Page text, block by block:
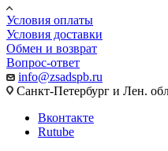
Условия оплаты
Условия доставки
Обмен и возврат
Вопрос-ответ
info@zsadspb.ru
Санкт-Петербург и Лен.
Вконтакте
Rutube